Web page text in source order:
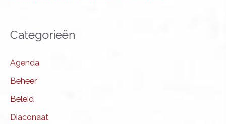
Categorieën
Agenda
Beheer
Beleid
Diaconaat